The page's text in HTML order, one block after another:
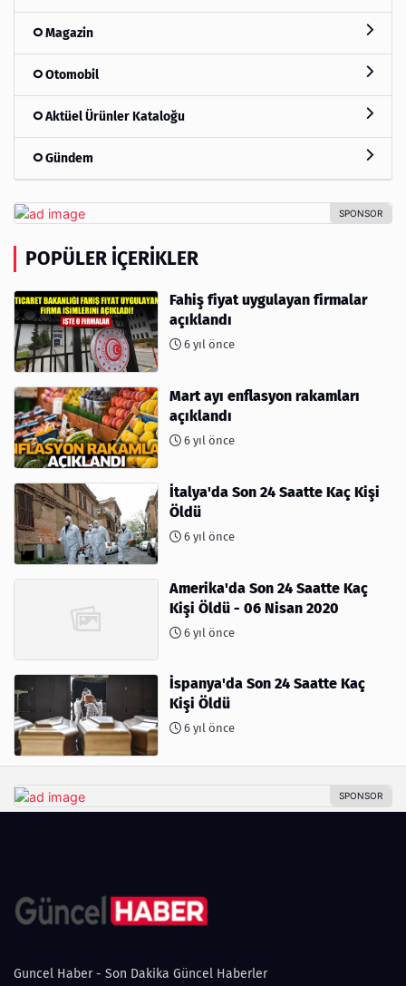
Magazin
Otomobil
Aktüel Ürünler Kataloğu
Gündem
POPÜLER İÇERIKLER
Fahiş fiyat uygulayan firmalar
açıklandı
6 yıl önce
Mart ayı enflasyon rakamları
açıklandı
6 yıl önce
İtalya'da Son 24 Saatte Kaç Kişi
Öldü
6 yıl önce
Amerika'da Son 24 Saatte Kaç
Kişi Öldü - 06 Nisan 2020
6 yıl önce
İspanya'da Son 24 Saatte Kaç
Kişi Öldü
6 yıl önce
Guncel Haber - Son Dakika Güncel Haberler